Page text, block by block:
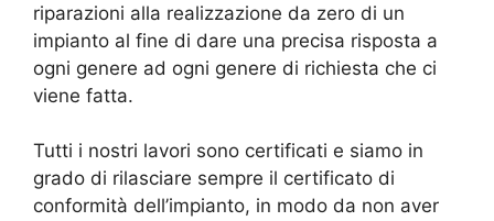
riparazioni alla realizzazione da zero di un
impianto al fine di dare una precisa risposta a
ogni genere ad ogni genere di richiesta che ci
viene fatta.
Tutti i nostri lavori sono certificati e siamo in
grado di rilasciare sempre il certificato di
conformità dell’impianto, in modo da non aver